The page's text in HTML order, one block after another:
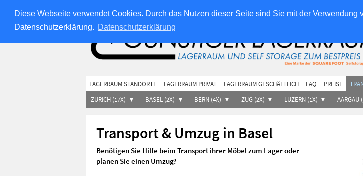
Diese Webseite verwendet Cookies. Durch das Nutzen dieser Seite sind Sie mit der
Datenschutzerklärung. Datenschutzerklärung
LAGERRAUM STANDORTE LAGERRAUM PRIVAT LAGERRAUM GESCHÄFTLICH FAQ PREISE
ZÜRICH (17X)
BASEL (2X) BERN (4X) ZUG (2X) LUZERN (1X) AARGAU
Transport & Umzug in Basel
Benötigen Sie Hilfe beim Transport ihrer Möbel zum Lager oder
planen Sie einen Umzug?